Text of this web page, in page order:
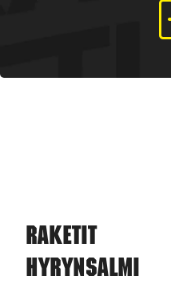
Raketit
Hyrynsalmi